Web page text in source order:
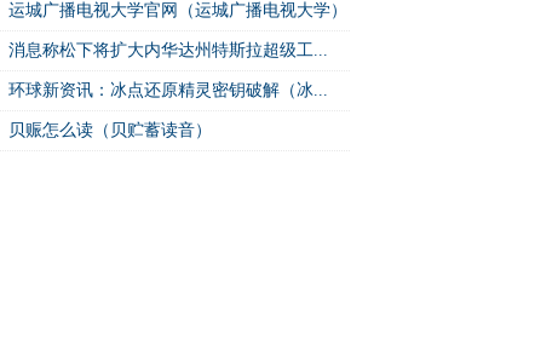
运城广播电视大学官网（运城广播电视大学）
消息称松下将扩大内华达州特斯拉超级工...
环球新资讯：冰点还原精灵密钥破解（冰...
贝赈怎么读（贝贮蓄读音）